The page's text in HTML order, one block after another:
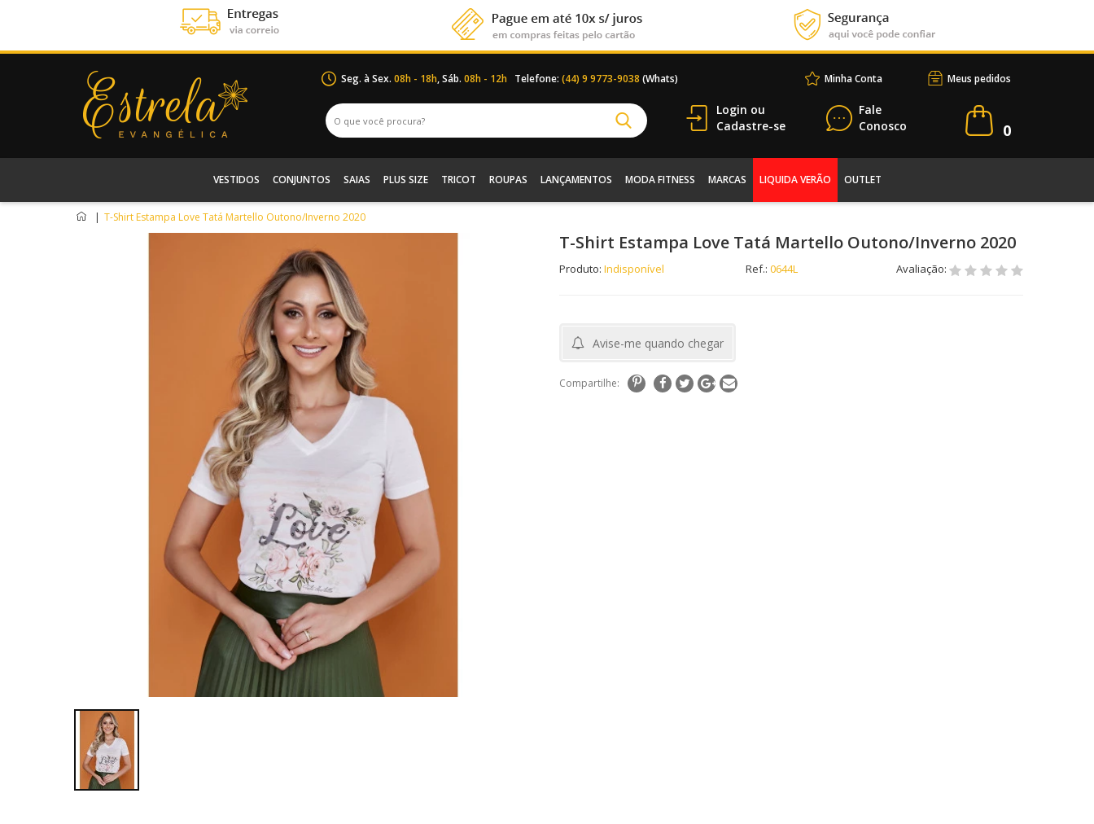
Seg. à Sex. 08h - 18h, Sáb. 08h - 12h Telefone: (44) 9 9773-9038 (Whats) Meus pedidos
Minha Conta
Login ou
Cadastre-se
Fale
Conosco
0
VESTIDOS CONJUNTOS SAIAS PLUS SIZE TRICOT ROUPAS LANÇAMENTOS MODA FITNESS MARCAS LIQUIDA VERÃO OUTLET
| T-Shirt Estampa Love Tatá Martello Outono/Inverno 2020
T-Shirt Estampa Love Tatá Martello Outono/Inverno 2020
Produto: Indisponível Ref.: 0644L Avaliação:
Avise-me quando chegar
Compartilhe: